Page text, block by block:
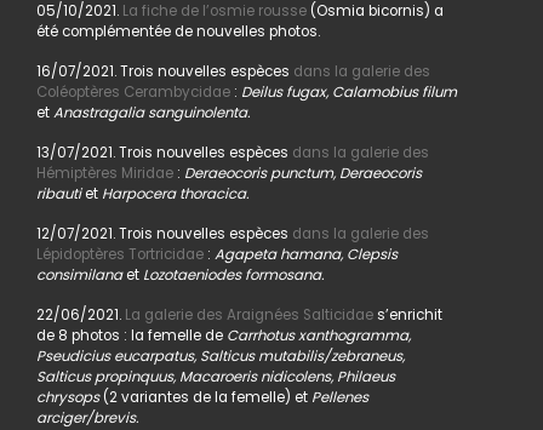
05/10/2021. La fiche de l’osmie rousse(Osmia bicornis) a
été complémentée de nouvelles photos.
16/07/2021. Trois nouvelles espèces dans la galerie des
Coléoptères Cerambycidae: Deilus fugax, Calamobius filum
etAnastragalia sanguinolenta.
13/07/2021. Trois nouvelles espèces dans la galerie des
Hémiptères Miridae: Deraeocoris punctum, Deraeocoris
ribautiet Harpocera thoracica.
12/07/2021. Trois nouvelles espèces dans la galerie des
Lépidoptères Tortricidae: Agapeta hamana, Clepsis
consimilanaet Lozotaeniodes formosana.
22/06/2021. La galerie des Araignées Salticidaes’enrichit
de 8 photos : la femelle de Carrhotus xanthogramma,
Pseudicius eucarpatus, Salticus mutabilis/zebraneus,
Salticus propinquus, Macaroeris nidicolens, Philaeus
chrysops(2 variantes de la femelle) et Pellenes
arciger/brevis.